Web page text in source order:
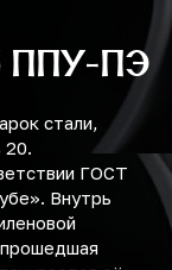
ППУ-ПЭ
стали,
20.
ГОСТ
Внутрь